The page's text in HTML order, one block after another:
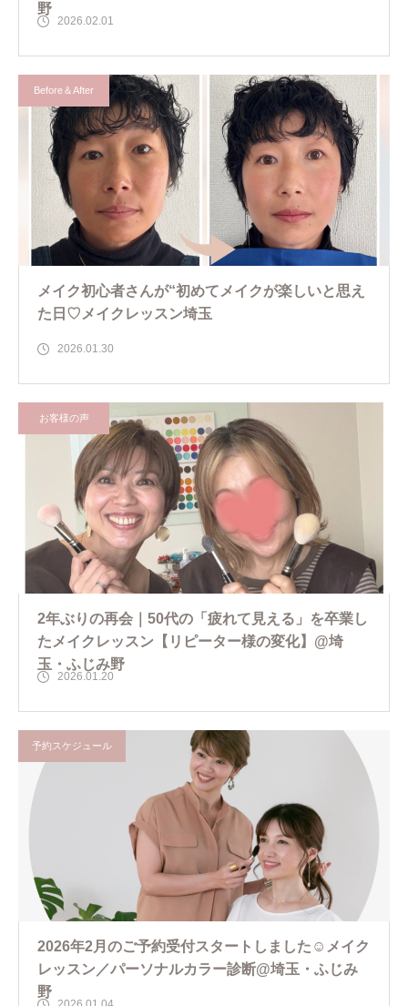
野
2026.02.01
Before＆After
メイク初心者さんが“初めてメイクが楽しいと思え
た日♡メイクレッスン埼玉
2026.01.30
お客様の声
2年ぶりの再会｜50代の「疲れて見える」を卒業し
たメイクレッスン【リピーター様の変化】@埼
玉・ふじみ野
2026.01.20
予約スケジュール
2026年2月のご予約受付スタートしました☺️メイク
レッスン／パーソナルカラー診断@埼玉・ふじみ
野